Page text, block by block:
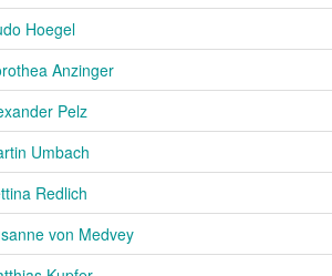
Hoegel
Anzinger
Pelz
Umbach
Redlich
von Medvey